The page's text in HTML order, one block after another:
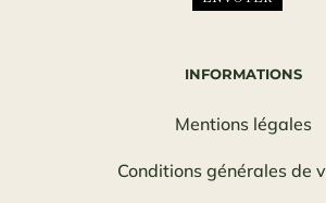
INFORMATIONS
Mentions légales
Conditions générales de